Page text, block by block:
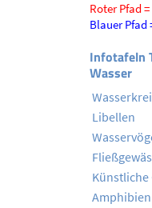
Roter Pfad
Blauer Pfad
Infotafeln
Wasser
Libellen
Künstliche
Amphibien